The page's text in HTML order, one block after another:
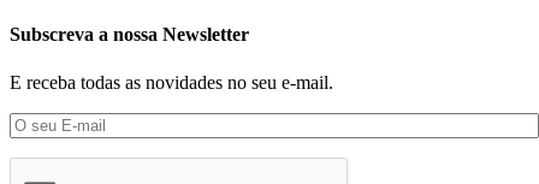
Subscreva a nossa Newsletter
E receba todas as novidades no seu e-mail.